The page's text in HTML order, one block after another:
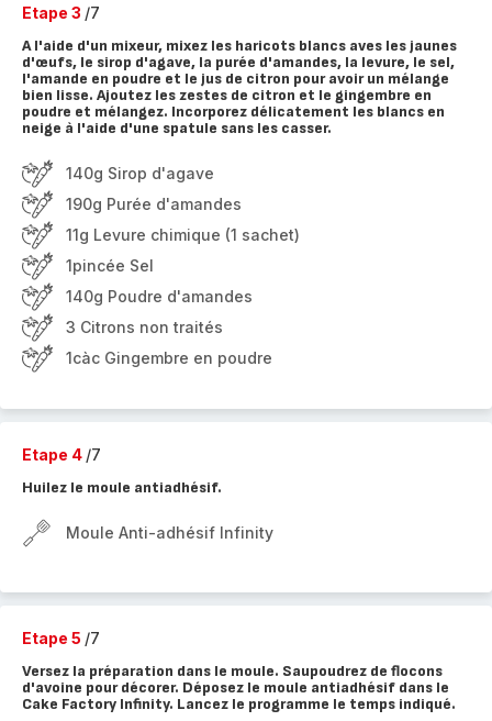
Etape 3 /7
A l'aide d'un mixeur, mixez les haricots blancs aves les jaunes
d'œufs, le sirop d'agave, la purée d'amandes, la levure, le sel,
l'amande en poudre et le jus de citron pour avoir un mélange
bien lisse. Ajoutez les zestes de citron et le gingembre en
poudre et mélangez. Incorporez délicatement les blancs en
neige à l'aide d'une spatule sans les casser.
140g Sirop d'agave
190g Purée d'amandes
11g Levure chimique (1 sachet)
1pincée Sel
140g Poudre d'amandes
3 Citrons non traités
1càc Gingembre en poudre
Etape 4 /7
Huilez le moule antiadhésif.
Moule Anti-adhésif Infinity
Etape 5 /7
Versez la préparation dans le moule. Saupoudrez de flocons
d'avoine pour décorer. Déposez le moule antiadhésif dans le
Cake Factory Infinity. Lancez le programme le temps indiqué.